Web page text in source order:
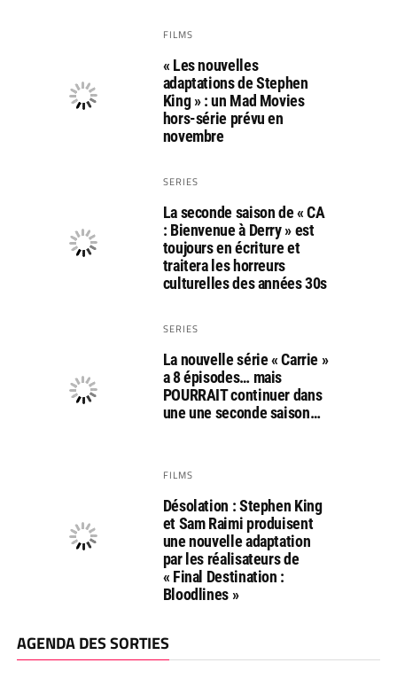
FILMS
« Les nouvelles
adaptations de Stephen
King » : un Mad Movies
hors-série prévu en
novembre
SERIES
La seconde saison de « CA
: Bienvenue à Derry » est
toujours en écriture et
traitera les horreurs
culturelles des années 30s
SERIES
La nouvelle série « Carrie »
a 8 épisodes… mais
POURRAIT continuer dans
une une seconde saison…
FILMS
Désolation : Stephen King
et Sam Raimi produisent
une nouvelle adaptation
par les réalisateurs de
« Final Destination :
Bloodlines »
AGENDA DES SORTIES